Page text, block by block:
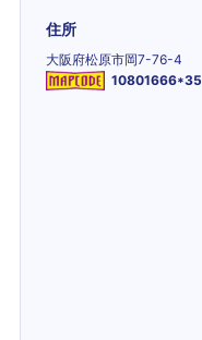
住所
大阪府松原市岡7-76-4
10801666*35